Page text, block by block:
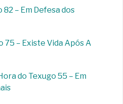
82 – Em Defesa dos
75 – Existe Vida Após A
do Texugo 55 – Em